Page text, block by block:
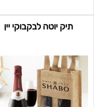
תיק יוטה לבקבוקי יין